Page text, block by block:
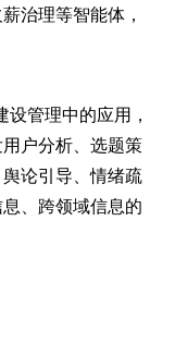
治理等智能体，
管理中的应用，
户分析、选题策
论引导、情绪疏
、跨领域信息的